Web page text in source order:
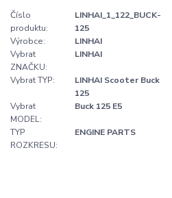
Číslo
produktu:
LINHAI_1_122_BUCK-
125
Výrobce:
LINHAI
Vybrat
ZNAČKU:
LINHAI
Vybrat TYP:
LINHAI Scooter Buck
125
Vybrat
MODEL:
Buck 125 E5
TYP
ROZKRESU:
ENGINE PARTS